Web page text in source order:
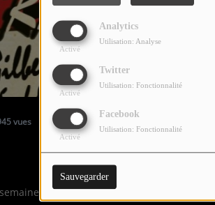
Analytics
Activé
Utilisation: Analyse
Twitter
Activé
Utilisation: Fonctionnalité
Facebook
Activé
Utilisation: Fonctionnalité
Sauvegarder
vues